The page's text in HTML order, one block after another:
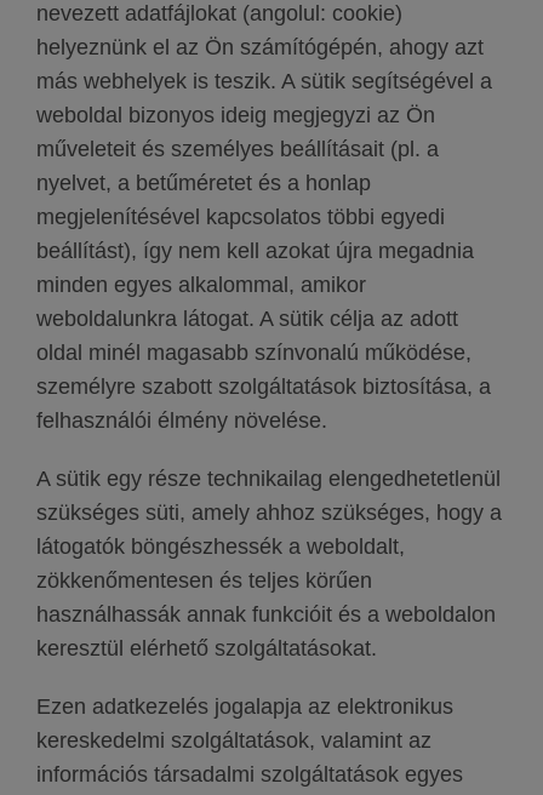
nevezett adatfájlokat (angolul: cookie)
helyeznünk el az Ön számítógépén, ahogy azt
más webhelyek is teszik. A sütik segítségével a
weboldal bizonyos ideig megjegyzi az Ön
műveleteit és személyes beállításait (pl. a
nyelvet, a betűméretet és a honlap
megjelenítésével kapcsolatos többi egyedi
beállítást), így nem kell azokat újra megadnia
minden egyes alkalommal, amikor
weboldalunkra látogat. A sütik célja az adott
oldal minél magasabb színvonalú működése,
személyre szabott szolgáltatások biztosítása, a
felhasználói élmény növelése.
A sütik egy része technikailag elengedhetetlenül
szükséges süti, amely ahhoz szükséges, hogy a
látogatók böngészhessék a weboldalt,
zökkenőmentesen és teljes körűen
használhassák annak funkcióit és a weboldalon
keresztül elérhető szolgáltatásokat.
Ezen adatkezelés jogalapja az elektronikus
kereskedelmi szolgáltatások, valamint az
információs társadalmi szolgáltatások egyes